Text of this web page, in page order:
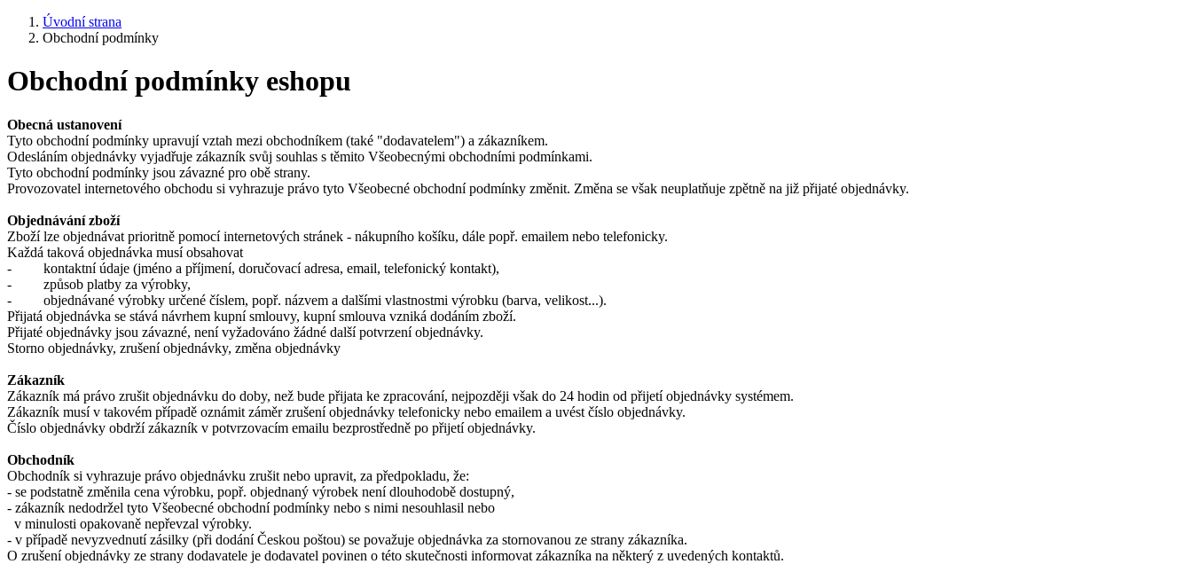
Úvodní strana
Obchodní podmínky
Obchodní podmínky eshopu
Obecná ustanovení
Tyto obchodní podmínky upravují vztah mezi obchodníkem (také "dodavatelem") a zákazníkem.
Odesláním objednávky vyjadřuje zákazník svůj souhlas s těmito Všeobecnými obchodními podmínkami.
Tyto obchodní podmínky jsou závazné pro obě strany.
Provozovatel internetového obchodu si vyhrazuje právo tyto Všeobecné obchodní podmínky změnit. Změna se však neuplatňuje zpětně na již přijaté objednávky.
Objednávání zboží
Zboží lze objednávat prioritně pomocí internetových stránek - nákupního košíku, dále popř. emailem nebo telefonicky.
Každá taková objednávka musí obsahovat
- kontaktní údaje (jméno a příjmení, doručovací adresa, email, telefonický kontakt),
- způsob platby za výrobky,
- objednávané výrobky určené číslem, popř. názvem a dalšími vlastnostmi výrobku (barva, velikost...).
Přijatá objednávka se stává návrhem kupní smlouvy, kupní smlouva vzniká dodáním zboží.
Přijaté objednávky jsou závazné, není vyžadováno žádné další potvrzení objednávky.
Storno objednávky, zrušení objednávky, změna objednávky
Zákazník
Zákazník má právo zrušit objednávku do doby, než bude přijata ke zpracování, nejpozději však do 24 hodin od přijetí objednávky systémem.
Zákazník musí v takovém případě oznámit záměr zrušení objednávky telefonicky nebo emailem a uvést číslo objednávky.
Číslo objednávky obdrží zákazník v potvrzovacím emailu bezprostředně po přijetí objednávky.
Obchodník
Obchodník si vyhrazuje právo objednávku zrušit nebo upravit, za předpokladu, že:
- se podstatně změnila cena výrobku, popř. objednaný výrobek není dlouhodobě dostupný,
- zákazník nedodržel tyto Všeobecné obchodní podmínky nebo s nimi nesouhlasil nebo
v minulosti opakovaně nepřevzal výrobky.
- v případě nevyzvednutí zásilky (při dodání Českou poštou) se považuje objednávka za stornovanou ze strany zákazníka.
O zrušení objednávky ze strany dodavatele je dodavatel povinen o této skutečnosti informovat zákazníka na některý z uvedených kontaktů.